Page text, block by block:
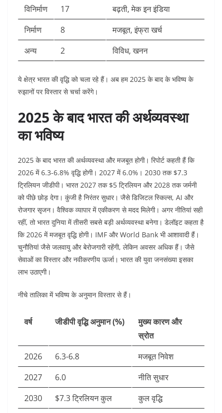
विनिर्माण
17
बढ़ती, मेक इन इंडिया
निर्माण
8
मजबूत, इंफ्रा खर्च
अन्य
2 विविध, खनन
ये क्षेत्र भारत की वृद्धि को चला रहे हैं। अब हम 2025 के बाद के भविष्य के
रुझानों पर विस्तार से चर्चा करेंगे।
2025 के बाद भारत की अर्थव्यवस्था
का भविष्य
2025 के बाद भारत की अर्थव्यवस्था और मजबूत होगी। रिपोर्ट कहती हैं कि
2026 में 6.3-6.8% वृद्धि होगी। 2027 में 6.0%। 2030 तक $7.3
ट्रिलियन जीडीपी। भारत 2027 तक $5 ट्रिलियन और 2028 तक जर्मनी
को पीछे छोड़ देगा। कुंजी है निरंतर सुधार। जैसे डिजिटल स्किल्स, AI और
रोजगार सृजन। वैश्विक व्यापार में एकीकरण से मदद मिलेगी। अगर नीतियां सही
रहीं, तो भारत दुनिया में तीसरी सबसे बड़ी अर्थव्यवस्था बनेगा। डेलॉइट कहता है
कि 2026 में मजबूत वृद्धि होगी। IMF और World Bank भी आशावादी हैं।
चुनौतियां जैसे जलवायु और बेरोजगारी रहेंगी, लेकिन अवसर अधिक हैं। जैसे
सेवाओं का विस्तार और नवीकरणीय ऊर्जा। भारत की युवा जनसंख्या इसका
लाभ उठाएगी।
नीचे तालिका में भविष्य के अनुमान विस्तार से हैं।
वर्ष जीडीपी वृद्धि अनुमान (%)
मुख्य कारण और
स्रोत
2026
6.3-6.8
मजबूत निवेश
2027
6.0
नीति सुधार
2030
$7.3 ट्रिलियन कुल
कुल वृद्धि